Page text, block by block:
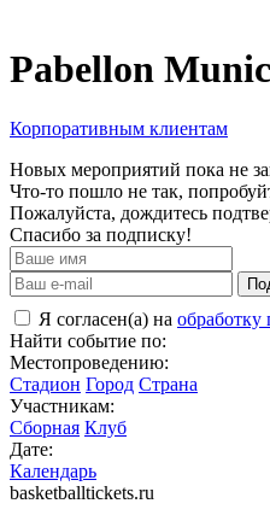
Pabellon
Корпоративным клиентам
Новых мероприятий пока не
Что-то пошло не так,
Пожалуйста, дождитесь
Спасибо за подписку!
Я согласен(а) на
Найти событие по:
Местопроведению:
Стадион Город Страна
Участникам:
Сборная Клуб
Дате:
Календарь
basketballtickets.ru